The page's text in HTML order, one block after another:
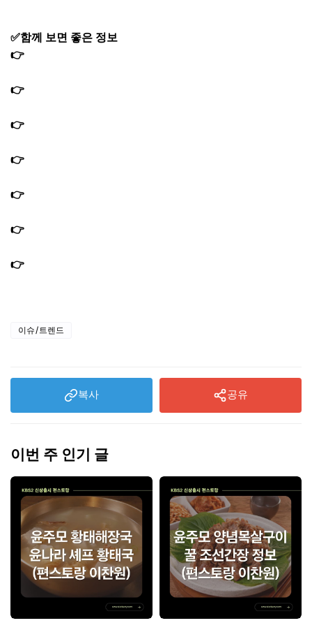
✅함께 보면 좋은 정보
👉
👉
👉
👉
👉
👉
👉
이슈/트렌드
복사 공유
이번 주 인기 글